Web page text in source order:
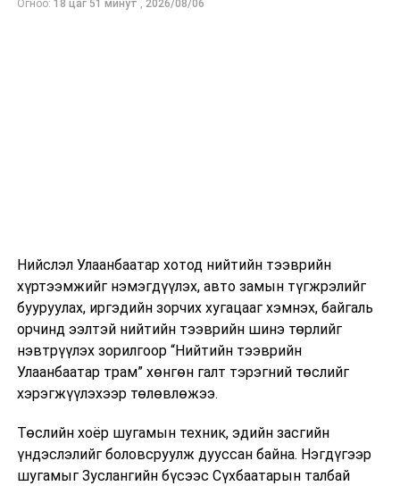
Огноо: 18 цаг 51 минут , 2026/08/06
Нийслэл Улаанбаатар хотод нийтийн тээврийн
хүртээмжийг нэмэгдүүлэх, авто замын түгжрэлийг
бууруулах, иргэдийн зорчих хугацааг хэмнэх, байгаль
орчинд ээлтэй нийтийн тээврийн шинэ төрлийг
нэвтрүүлэх зорилгоор “Нийтийн тээврийн
Улаанбаатар трам” хөнгөн галт тэрэгний төслийг
хэрэгжүүлэхээр төлөвлөжээ.
Төслийн хоёр шугамын техник, эдийн засгийн
үндэслэлийг боловсруулж дууссан байна. Нэгдүгээр
шугамыг Зуслангийн бүсээс Сүхбаатарын талбай